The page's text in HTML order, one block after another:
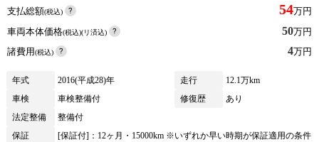
支払総額(税込) 54万円
車両本体価格(税込)(リ済込) 50万円
諸費用(税込) 4万円
年式 2016(平成28)年 走行
12.1万km
車検
車検整備付 修復歴
あり
法定整備
整備付
保証
[保証付]：12ヶ月・15000km ※いずれか早い時期が保証適用の条件